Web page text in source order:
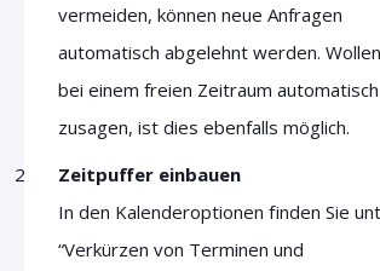
vermeiden, können neue Anfragen
automatisch abgelehnt werden.
bei einem freien Zeitraum automatisch
zusagen, ist dies ebenfalls möglich.
Zeitpuffer einbauen
In den Kalenderoptionen finden Sie
“Verkürzen von Terminen und